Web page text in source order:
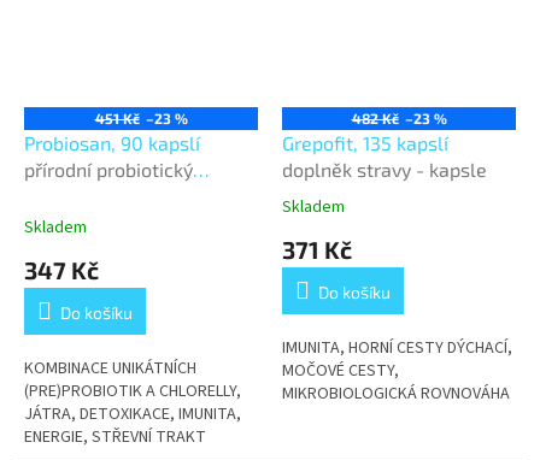
451 Kč –23 %
Probiosan, 90 kapslí
přírodní probiotický
Skladem
347 Kč
Do košíku
KOMBINACE UNIKÁTNÍCH
(PRE)PROBIOTIK A CHLORELLY,
JÁTRA, DETOXIKACE, IMUNITA,
ENERGIE, STŘEVNÍ TRAKT
482 Kč –23 %
Grepofit, 135 kapslí
doplněk stravy - kapsle
Průměrné
produktu
4,4
5
hvězdiček.
Skladem
371 Kč
Do košíku
IMUNITA, HORNÍ CESTY DÝCHACÍ,
MOČOVÉ CESTY,
MIKROBIOLOGICKÁ ROVNOVÁHA